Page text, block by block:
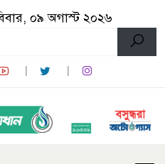
০৯ অগাস্ট ২০২৬